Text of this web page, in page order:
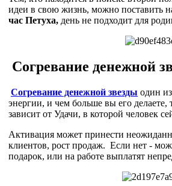
идеи в свою жизнь, можно поставить
час Петуха, день не подходит для
Согревание денежной
Согревание денежной звезды один
энергии, и чем больше вы его
зависит от Удачи, в которой человек
Активация может принести
клиентов, рост продаж. Если нет -
подарок, или на работе выплатят